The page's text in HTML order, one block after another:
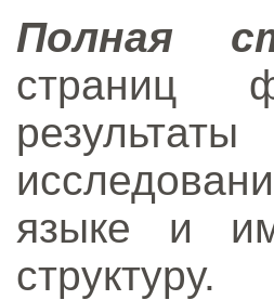
Полная
страниц
языке и
структуру.